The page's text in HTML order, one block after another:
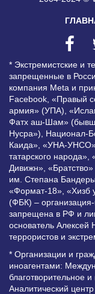
* Экстремистские и
запрещенные в
компания Meta и
Facebook, «Правый
армия» (УПА),
Фатх аш-Шам»
Нусра»), Национал-
Каида», «УНА-
татарского
Дивижн», «Братство»
им. Степана
«Формат-18», «Хизб
(ФБК) – организация-
запрещена в РФ и
основатель Алексей
террористов и
* Организации и
иноагентами:
благотворительное
Аналитический